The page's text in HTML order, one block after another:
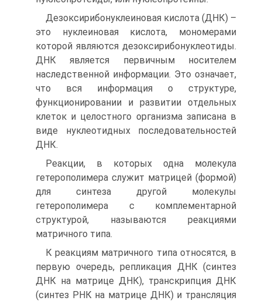
Дезоксирибонуклеиновая кислота (ДНК) –
это нуклеиновая кислота, мономерами
которой являются дезоксирибонуклеотиды.
ДНК является первичным носителем
наследственной информации. Это означает,
что вся информация о структуре,
функционировании и развитии отдельных
клеток и целостного организма записана в
виде нуклеотидных последовательностей
ДНК.
Реакции, в которых одна молекула
гетерополимера служит матрицей (формой)
для синтеза другой молекулы
гетерополимера с комплементарной
структурой, называются реакциями
матричного типа.
К реакциям матричного типа относятся, в
первую очередь, репликация ДНК (синтез
ДНК на матрице ДНК), транскрипция ДНК
(синтез РНК на матрице ДНК) и трансляция